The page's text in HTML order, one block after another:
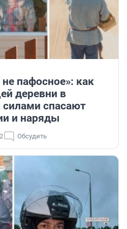
пафосное»: как
деревни в
спасают
и наряды
Обсудить